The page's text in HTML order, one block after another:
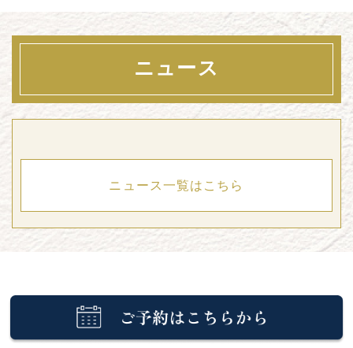
ニュース
ニュース一覧はこちら